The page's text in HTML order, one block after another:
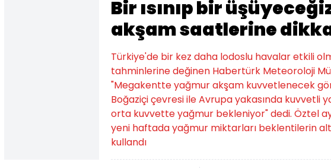
Bir ısınıp bir
akşam saatlerine
Türkiye'de bir kez daha lodoslu havalar etkili
tahminlerine değinen Habertürk Meteoroloji
"Megakentte yağmur akşam kuvvetlenecek
Boğaziçi çevresi ile Avrupa yakasında kuvvetli
orta kuvvette yağmur bekleniyor" dedi. Öztel
yeni haftada yağmur miktarları beklentilerin
kullandı